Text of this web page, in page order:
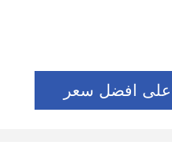
افضل سعر